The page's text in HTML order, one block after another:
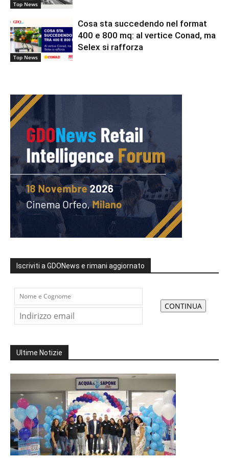
Top News
Top News
Cosa sta succedendo nel format
400 e 800 mq: al vertice Conad, ma
Selex si rafforza
Iscriviti a GDONews e rimani aggiornato
Ultime Notizie